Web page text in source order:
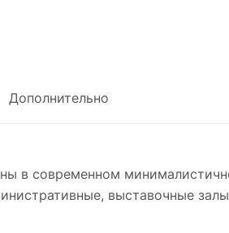
Дополнительно
в современном
выставочные